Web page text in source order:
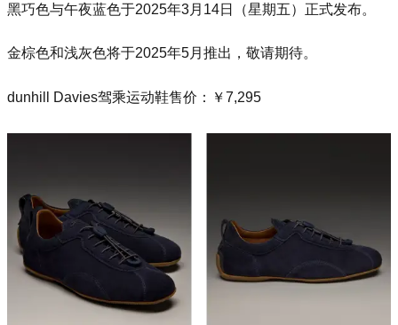
黑巧色与午夜蓝色于2025年3月14日（星期五）正式发布。
金棕色和浅灰色将于2025年5月推出，敬请期待。
dunhill Davies驾乘运动鞋售价：￥7,295